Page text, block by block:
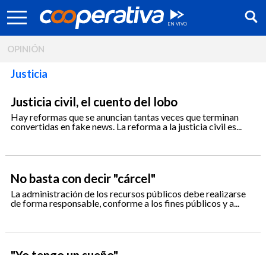
OPINIÓN
Justicia
Justicia civil, el cuento del lobo
Hay reformas que se anuncian tantas veces que terminan
convertidas en fake news. La reforma a la justicia civil es...
No basta con decir "cárcel"
La administración de los recursos públicos debe realizarse
de forma responsable, conforme a los fines públicos y a...